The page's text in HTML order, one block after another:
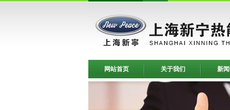
网站首页 关于我们 新